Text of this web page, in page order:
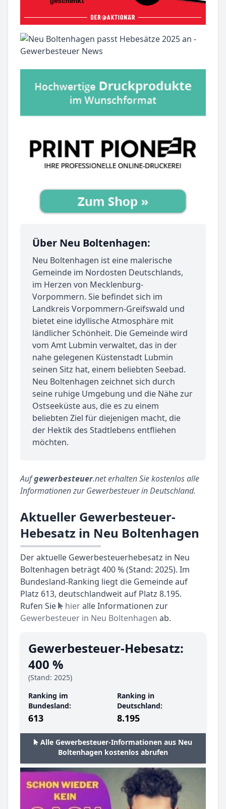
Über Neu Boltenhagen:
Neu Boltenhagen ist eine malerische
Gemeinde im Nordosten Deutschlands,
im Herzen von Mecklenburg-
Vorpommern. Sie befindet sich im
Landkreis Vorpommern-Greifswald und
bietet eine idyllische Atmosphäre mit
ländlicher Schönheit. Die Gemeinde wird
vom Amt Lubmin verwaltet, das in der
nahe gelegenen Küstenstadt Lubmin
seinen Sitz hat, einem beliebten Seebad.
Neu Boltenhagen zeichnet sich durch
seine ruhige Umgebung und die Nähe zur
Ostseeküste aus, die es zu einem
beliebten Ziel für diejenigen macht, die
der Hektik des Stadtlebens entfliehen
möchten.
Aufgewerbesteuer.net erhalten Sie kostenlos alle
Informationen zur Gewerbesteuer in Deutschland.
Aktueller Gewerbesteuer-
Hebesatz in Neu Boltenhagen
Der aktuelle Gewerbesteuerhebesatz in Neu
Boltenhagen beträgt 400 % (Stand: 2025). Im
Bundesland-Ranking liegt die Gemeinde auf
Platz 613, deutschlandweit auf Platz 8.195.
Rufen Sie
hieralle Informationen zur
Gewerbesteuer in Neu Boltenhagen ab.
Gewerbesteuer-Hebesatz:
400 %
(Stand: 2025)
Ranking im
Bundesland:
613
Ranking in
Deutschland:
8.195
Alle Gewerbesteuer-Informationen aus Neu
Boltenhagen kostenlos abrufen